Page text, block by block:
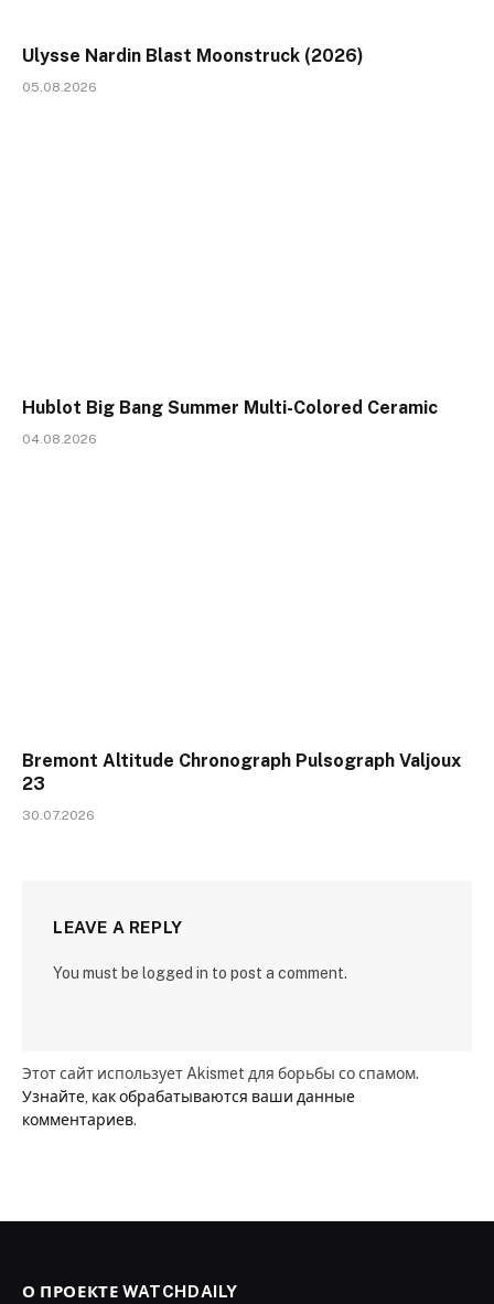
Ulysse Nardin Blast Moonstruck (2026)
05.08.2026
Hublot Big Bang Summer Multi-Colored Ceramic
04.08.2026
Bremont Altitude Chronograph Pulsograph Valjoux
23
30.07.2026
LEAVE A REPLY
You must be logged in to post a comment.
Этот сайт использует Akismet для борьбы со спамом.
Узнайте, как обрабатываются ваши данные
комментариев.
О ПРОЕКТЕ WATCHDAILY